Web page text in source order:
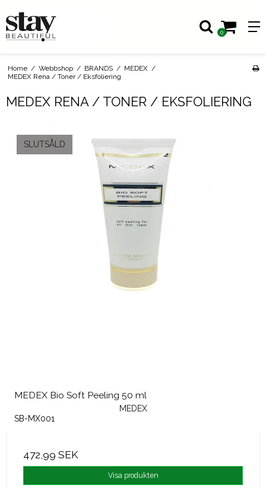
0
Home / Webbshop / BRANDS / MEDEX /
MEDEX Rena / Toner / Eksfoliering
MEDEX RENA / TONER / EKSFOLIERING
SLUTSÅLD
MEDEX Bio Soft Peeling 50 ml
MEDEX
SB-MX001
472,99 SEK
Visa produkten